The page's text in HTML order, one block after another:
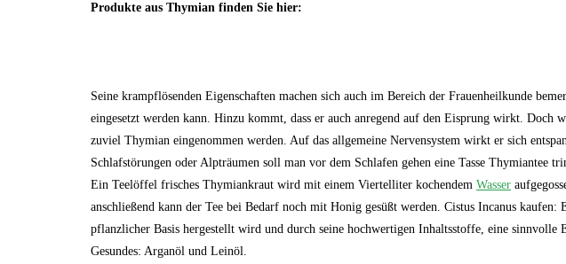
Produkte aus Thymian finden Sie hier:
Seine krampflösenden Eigenschaften machen sich auch im Bereich der Frauenheilkunde
eingesetzt werden kann. Hinzu kommt, dass er auch anregend auf den Eisprung wirkt. Doch
zuviel Thymian eingenommen werden. Auf das allgemeine Nervensystem wirkt er sich
Schlafstörungen oder Alpträumen soll man vor dem Schlafen gehen eine Tasse Thymiantee
Ein Teelöffel frisches Thymiankraut wird mit einem Viertelliter kochendem Wasser
anschließend kann der Tee bei Bedarf noch mit Honig gesüßt werden. Cistus Incanus kaufen:
pflanzlicher Basis hergestellt wird und durch seine hochwertigen Inhaltsstoffe, eine sinnvolle
Gesundes: Arganöl und Leinöl.
Mehr Ambiente auf der Terrasse –
so einfach lässt sich der Sitzbereich
GARTEN-RATGEBER
11. November 2022
Gartenmöbel winterfest